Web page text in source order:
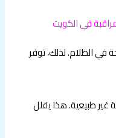
في الكويت
في الظلام. لذلك، توفر
غير طبيعية. هذا يقلل